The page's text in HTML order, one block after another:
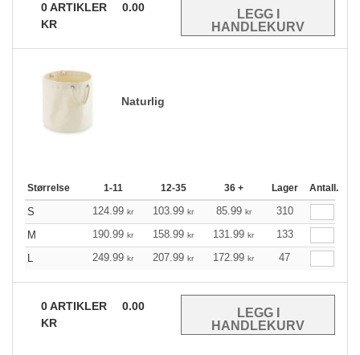
0ARTIKLER
0.00
KR
Naturlig
Størrelse 1-11 12-35 36 + Lager Antall.
S 124.99 kr 103.99 kr 85.99 kr
310
M
190.99 kr 158.99 kr 131.99 kr
133
L
249.99 kr 207.99 kr 172.99 kr 47
0ARTIKLER
0.00
KR